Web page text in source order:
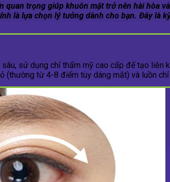
trọng giúp khuôn mặt trở nên hài hòa
là lựa chọn lý tưởng dành cho bạn. Đây là
sử dụng chỉ thẩm mỹ cao cấp để tạo liên
từ 4-8 điểm tùy dáng mắt) và luồn